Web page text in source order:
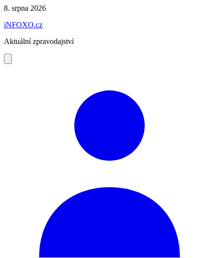
Preskočiť
obsah
8. srpna 2026
iNFOXO.cz
Aktuální zpravodajství